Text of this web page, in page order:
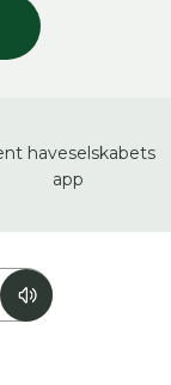
haveselskabets
app